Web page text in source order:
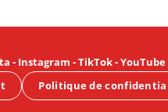
- Instagram -TikTok-YouTube
Politique de